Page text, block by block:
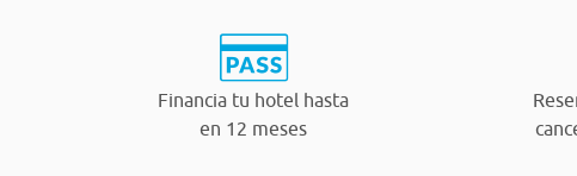
Financia tu hotel hasta
en 12 meses